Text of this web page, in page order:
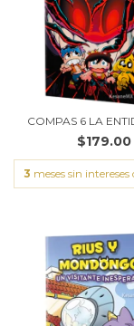
COMPAS 6 LA
$179.00
3 meses sin intereses